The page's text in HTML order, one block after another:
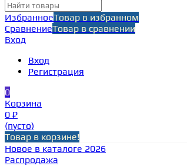
ИзбранноеТовар в избранном
СравнениеТовар в сравнении
Вход
Вход
Регистрация
0
Корзина
0 ₽
(пусто)
Товар в корзине!
Новое в каталоге 2026
Распродажа